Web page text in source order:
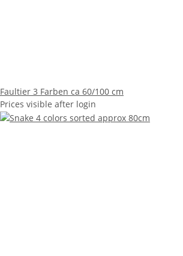
Faultier 3 Farben ca 60/100 cm
Prices visible after login